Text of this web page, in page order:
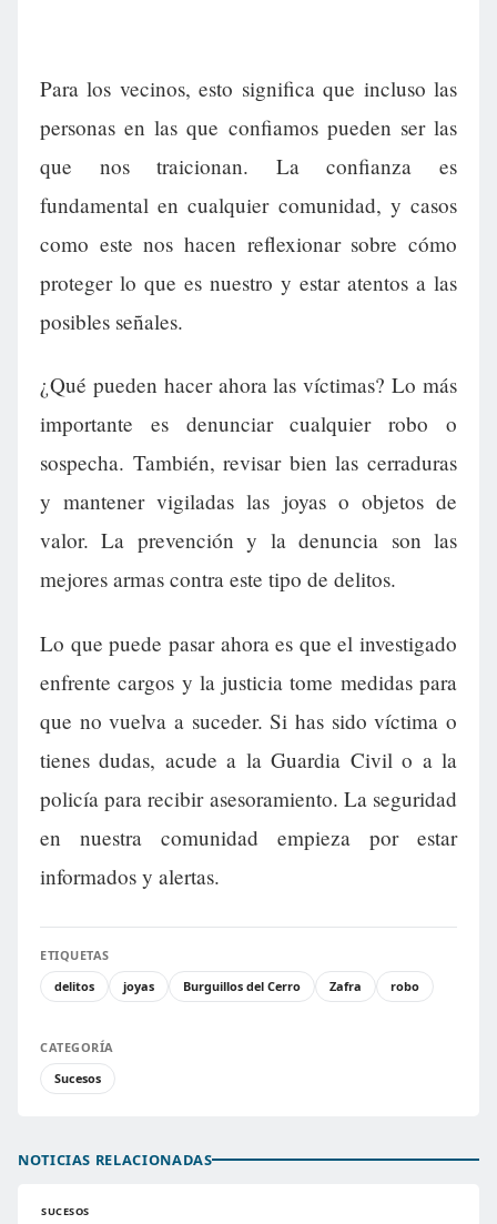
Para los vecinos, esto significa que incluso las
personas en las que confiamos pueden ser las
que nos traicionan. La confianza es
fundamental en cualquier comunidad, y casos
como este nos hacen reflexionar sobre cómo
proteger lo que es nuestro y estar atentos a las
posibles señales.
¿Qué pueden hacer ahora las víctimas? Lo más
importante es denunciar cualquier robo o
sospecha. También, revisar bien las cerraduras
y mantener vigiladas las joyas o objetos de
valor. La prevención y la denuncia son las
mejores armas contra este tipo de delitos.
Lo que puede pasar ahora es que el investigado
enfrente cargos y la justicia tome medidas para
que no vuelva a suceder. Si has sido víctima o
tienes dudas, acude a la Guardia Civil o a la
policía para recibir asesoramiento. La seguridad
en nuestra comunidad empieza por estar
informados y alertas.
ETIQUETAS
delitos
joyas Burguillos del Cerro Zafra robo
CATEGORÍA
Sucesos
NOTICIAS RELACIONADAS
SUCESOS